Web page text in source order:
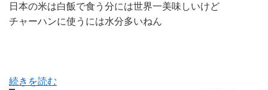
日本の米は白飯で食う分には世界一美味しいけど
チャーハンに使うには水分多いねん
続きを読む